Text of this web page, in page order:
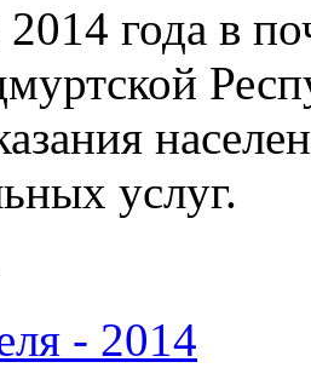
года в
услуг.
- 2014